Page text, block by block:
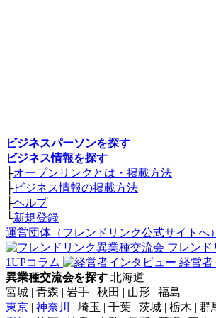
ビジネスパーソンを探す
ビジネス情報を探す
├オープンリンクとは・掲載方法
├ビジネス情報の掲載方法
├ヘルプ
└新規登録
運営団体（フレンドリンク公式サイトへ）
フレンド
1UPコラム
経営者
異業種交流会を探す 北海道
宮城 | 青森 | 岩手 | 秋田 | 山形 | 福島
東京 | 神奈川
| 埼玉 | 千葉 | 茨城 | 栃木 | 群